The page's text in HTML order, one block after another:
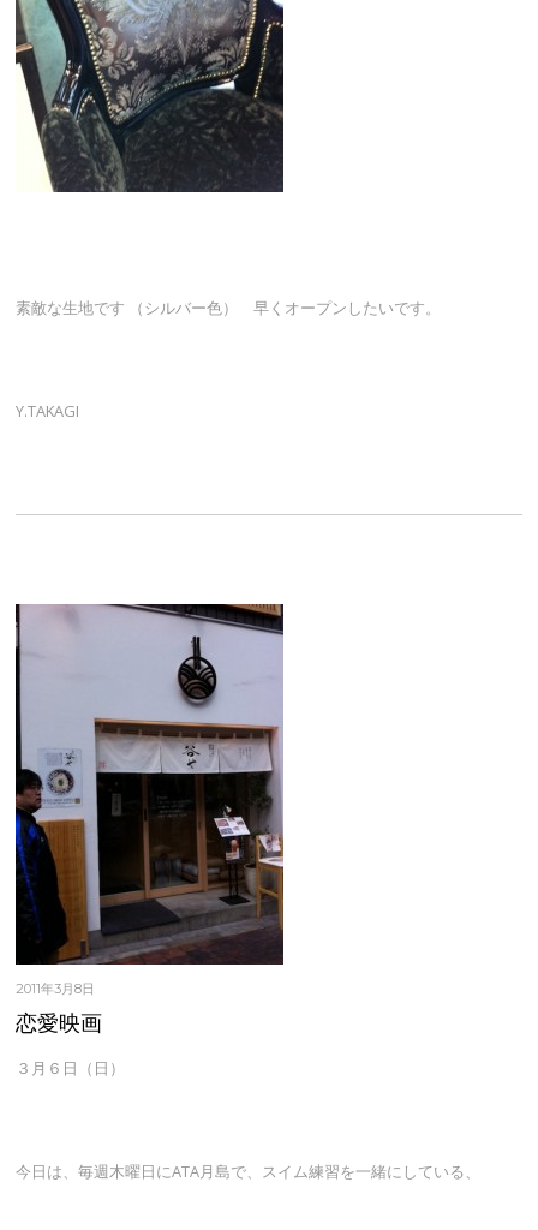
素敵な生地です （シルバー色） 早くオープンしたいです。
Y.TAKAGI
2011年3月8日
恋愛映画
３月６日（日）
今日は、毎週木曜日にATA月島で、スイム練習を一緒にしている、